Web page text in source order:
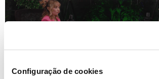
Configuração de cookies
“POV.CAST” BIGGS DÁ VOZ